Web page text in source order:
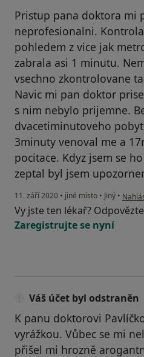
Pristup pana doktora mi
neprofesionalni.
pohledem z vice jak
zabrala asi 1 minutu.
vsechno zkontrolovane
Navic mi pan doktor
s nim nebylo prijemne.
dvacetiminutoveho
3minuty venoval me a
pocitace. Kdyz jsem se
zeptal byl jsem
11. září 2020 • jiné místo • Jiný • podle
Vy jste ten lékař?
Zaregistrujte se nyní
Váš účet byl odstraněn
K panu doktorovi
vyrážkou. Vůbec se mi
přišel mi hrozně